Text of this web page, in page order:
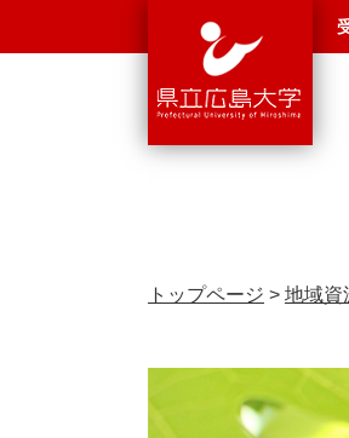
島
大
トップページ > 地域資